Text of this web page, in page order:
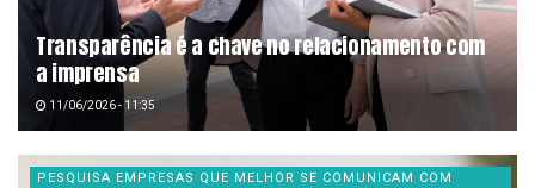
Transparência é a chave no relacionamento com
a imprensa
11/06/2026 - 11:35
PESQUISA EMPRESAS QUE MELHOR SE COMUNICAM COM